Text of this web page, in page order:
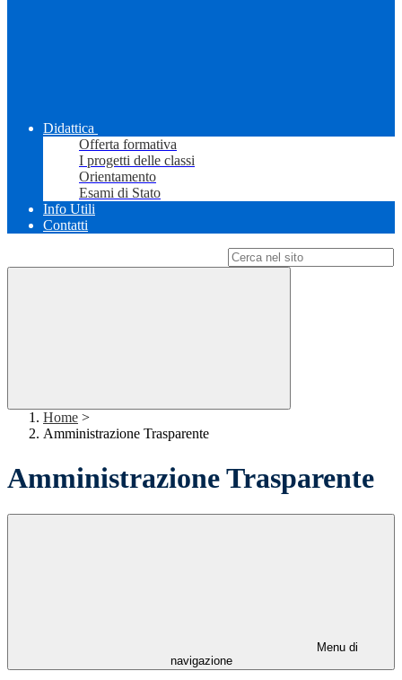
Didattica
Offerta formativa
I progetti delle classi
Orientamento
Esami di Stato
Info Utili
Contatti
Home >
Amministrazione Trasparente
Amministrazione Trasparente
Menu di
navigazione